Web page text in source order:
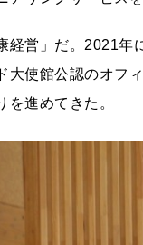
経営」だ。2021
大使館公認のオフ
進めてきた。